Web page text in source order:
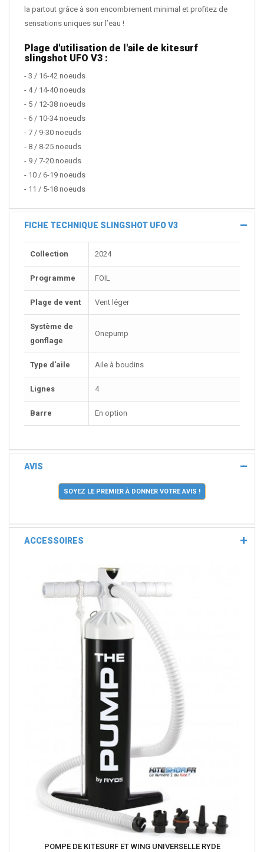
la partout grâce à son encombrement minimal et profitez de
sensations uniques sur l’eau !
Plage d'utilisation de l'aile de kitesurf
slingshot UFO V3 :
- 3 / 16-42 noeuds
- 4 / 14-40 noeuds
- 5 / 12-38 noeuds
- 6 / 10-34 noeuds
- 7 / 9-30 noeuds
- 8 / 8-25 noeuds
- 9 / 7-20 noeuds
- 10 / 6-19 noeuds
- 11 / 5-18 noeuds
FICHE TECHNIQUE SLINGSHOT UFO V3
Collection 2024
Programme FOIL
Plage de vent Vent léger
Système de
gonflage
Onepump
Type d'aile Aile à boudins
Lignes 4
Barre En option
AVIS
SOYEZ LE PREMIER À DONNER VOTRE AVIS !
ACCESSOIRES
POMPE DE KITESURF ET WING UNIVERSELLE RYDE